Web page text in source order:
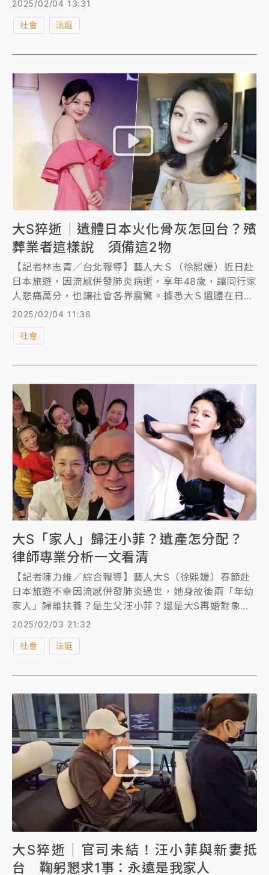
專小編怒稱：「全台灣人都要跟我道歉」。雖然該粉專
態度超嗆，但藝人炎亞綸持續開砲「失守道德底線」、
大吉」了！
2025/02/04 13:31
社會 法庭
大S猝逝｜遺體日本火化骨灰怎回台？殯
葬業者這樣說 須備這2物
【記者林志青／台北報導】藝人大Ｓ（徐熙媛）近日赴
日本旅遊，因流感併發肺炎病逝，享年48歲，讓同行家
人悲痛萬分，也讓社會各界震驚。據悉大Ｓ遺體在日本
火化後，將由家人帶著骨灰返台；殯葬業者分析，家屬
李處理，但部分航空公司限定以「貨運」方式入境，行
罈入、出境，須準備往生者死亡證明書、火化證明書。
2025/02/04 11:36
社會
大S「家人」歸汪小菲？遺產怎分配？
律師專業分析一文看清
【記者陳力維／綜合報導】藝人大S（徐熙媛）春節赴
日本旅遊不幸因流感併發肺炎過世，她身故後兩「年幼
家人」歸誰扶養？是生父汪小菲？還是大S再婚對象具
俊曄？另外是大S的遺產怎分配？律師呂秋遠從台灣
《民法》規範分析清楚。
2025/02/03 21:32
社會 法庭
大S猝逝｜官司未結！汪小菲與新妻抵
台 鞠躬懇求1事：永遠是我家人